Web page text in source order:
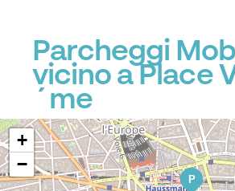
Parcheggi
vicino a Place
´me
P
+
−